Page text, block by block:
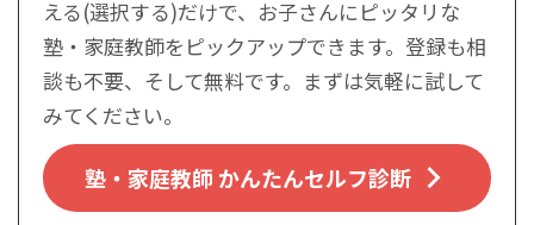
える(選択する)だけで、お子さんにピッタリな
塾・家庭教師をピックアップできます。登録も相
談も不要、そして無料です。まずは気軽に試して
みてください。
塾・家庭教師 かんたんセルフ診断